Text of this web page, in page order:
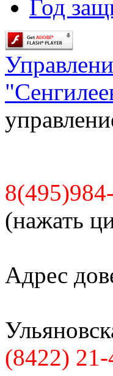
Год
(нажать
Адрес
(8422)